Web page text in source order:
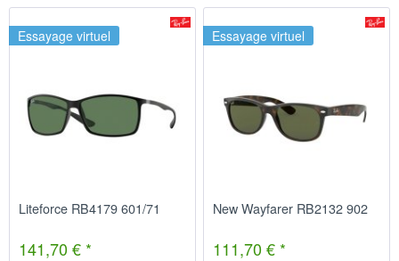
Essayage virtuel
Liteforce RB4179 601/71
141,70 € *
Essayage virtuel
New Wayfarer RB2132 902
111,70 € *